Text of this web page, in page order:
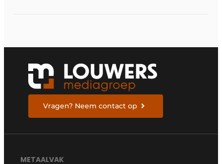
Vragen? Neem contact op
METAALVAK